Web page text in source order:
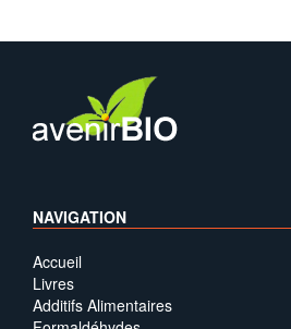
NAVIGATION
Accueil
Livres
Additifs Alimentaires